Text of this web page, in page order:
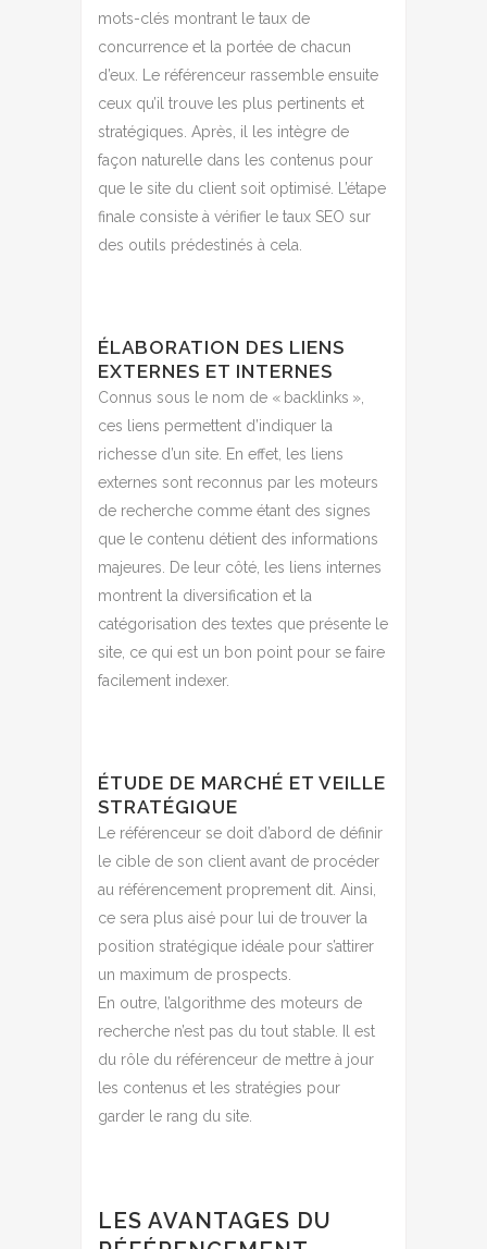
mots-clés montrant le taux de
concurrence et la portée de chacun
d’eux. Le référenceur rassemble ensuite
ceux qu’il trouve les plus pertinents et
stratégiques. Après, il les intègre de
façon naturelle dans les contenus pour
que le site du client soit optimisé. L’étape
finale consiste à vérifier le taux SEO sur
des outils prédestinés à cela.
ÉLABORATION DES LIENS
EXTERNES ET INTERNES
Connus sous le nom de « backlinks »,
ces liens permettent d’indiquer la
richesse d’un site. En effet, les liens
externes sont reconnus par les moteurs
de recherche comme étant des signes
que le contenu détient des informations
majeures. De leur côté, les liens internes
montrent la diversification et la
catégorisation des textes que présente le
site, ce qui est un bon point pour se faire
facilement indexer.
ÉTUDE DE MARCHÉ ET VEILLE
STRATÉGIQUE
Le référenceur se doit d’abord de définir
le cible de son client avant de procéder
au référencement proprement dit. Ainsi,
ce sera plus aisé pour lui de trouver la
position stratégique idéale pour s’attirer
un maximum de prospects.
En outre, l’algorithme des moteurs de
recherche n’est pas du tout stable. Il est
du rôle du référenceur de mettre à jour
les contenus et les stratégies pour
garder le rang du site.
LES AVANTAGES DU